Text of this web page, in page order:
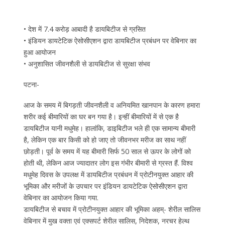
• देश में 7.4 करोड़ आबादी है डायबिटीज से ग्रसित
• इंडियन डायटेटिक ऐसोसीएशन द्वारा डायबिटीज प्रबंधन पर वेबिनार का
हुआ आयोजन
• अनुशासित जीवनशैली से डायबिटीज से सुरक्षा संभव
पटना-
आज के समय में बिगड़ती जीवनशैली व अनियमित खानपान के कारण हमारा
शरीर कई बीमारियों का घर बन गया है। इन्हीं बीमारियों में से एक है
डायबिटीज यानी मधुमेह। हालांकि, डाइबिटीज भले ही एक सामान्य बीमारी
है, लेकिन एक बार किसी को हो जाए तो जीवनभर मरीज का साथ नहीं
छोड़ती। पूर्व के समय में यह बीमारी सिर्फ 50 साल से ऊपर के लोगों को
होती थी, लेकिन आज ज्यादातर लोग इस गंभीर बीमारी से ग्रस्त हैं. विश्व
मधुमेह दिवस के उपलक्ष में डायबिटीज प्रबंधन में प्रोटीनयुक्त आहार की
भूमिका और मरीजों के उपचार पर इंडियन डायटेटिक ऐसोसीएशन द्वारा
वेबिनार का आयोजन किया गया.
डायबिटीज से बचाव में प्रोटीनयुक्त आहार की भूमिका अहम्- शेरील सालिस
वेबिनार में मुख वक्ता एवं एक्सपर्ट शेरील सालिस, निदेशक, नरचर हेल्थ